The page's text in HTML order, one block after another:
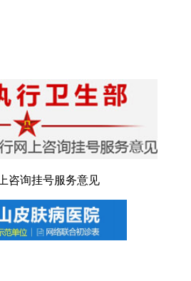
咨询挂号服务意见